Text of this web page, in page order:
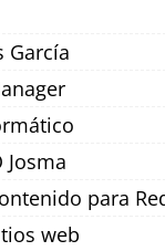
García
Josma
para
web